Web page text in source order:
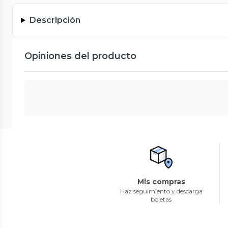
Descripción
Opiniones del producto
Mis compras
Haz seguimiento y descarga
boletas